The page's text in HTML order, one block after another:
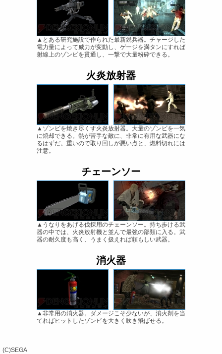
▲とある研究施設で作られた最新鋭兵器。チャージした
電力量によって威力が変動し、ゲージを満タンにすれば
射線上のゾンビを貫通し、一撃で大量粉砕できる。
火炎放射器
▲ゾンビを焼き尽くす火炎放射器。大量のゾンビを一気
に焼却できる。熱が苦手な敵に、非常に有用な武器にな
るはずだ。重いので取り回しが悪い点と、燃料切れには
注意。
チェーンソー
▲うなりをあげる伐採用のチェーンソー。持ち歩ける武
器の中では、火炎放射機と並んで最強の部類に入る。武
器の耐久度も高く、うまく扱えれば頼もしい武器。
消火器
▲非常用の消火器。ダメージこそ少ないが、消火剤を当
てればヒットしたゾンビを大きく吹き飛ばせる。
(C)SEGA